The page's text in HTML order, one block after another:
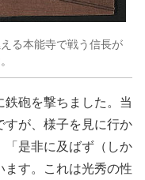
る本能寺で戦う信長が
砲を撃ちました。当
が、様子を見に行か
是非に及ばず（しか
す。これは光秀の性